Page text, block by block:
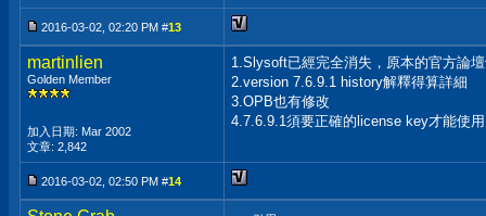
2016-03-02, 02:20 PM #13
martinlien
Golden Member
加入日期: Mar 2002
文章: 2,842
1.Slysoft已經完全消失，原本的官方論
2.version 7.6.9.1 history解釋得算詳細
3.OPB也有修改
4.7.6.9.1須要正確的license key才能使
2016-03-02, 02:50 PM #14